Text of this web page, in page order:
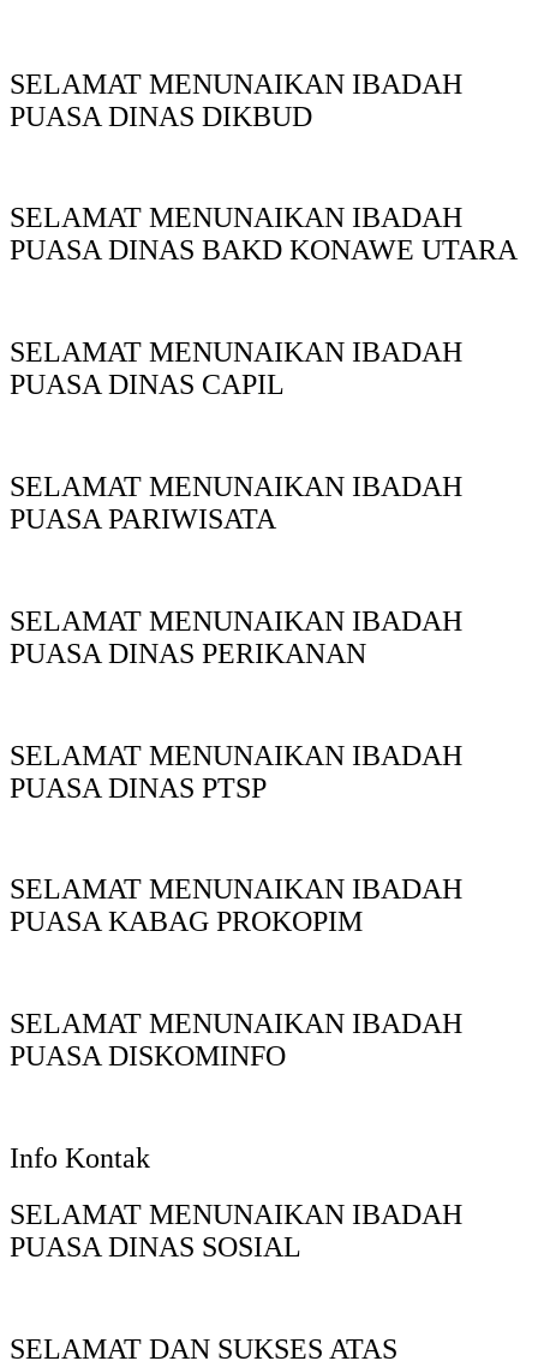
SELAMAT MENUNAIKAN IBADAH
PUASA DINAS DIKBUD
SELAMAT MENUNAIKAN IBADAH
PUASA DINAS BAKD KONAWE UTARA
SELAMAT MENUNAIKAN IBADAH
PUASA DINAS CAPIL
SELAMAT MENUNAIKAN IBADAH
PUASA PARIWISATA
SELAMAT MENUNAIKAN IBADAH
PUASA DINAS PERIKANAN
SELAMAT MENUNAIKAN IBADAH
PUASA DINAS PTSP
SELAMAT MENUNAIKAN IBADAH
PUASA KABAG PROKOPIM
SELAMAT MENUNAIKAN IBADAH
PUASA DISKOMINFO
Info Kontak
SELAMAT MENUNAIKAN IBADAH
PUASA DINAS SOSIAL
SELAMAT DAN SUKSES ATAS